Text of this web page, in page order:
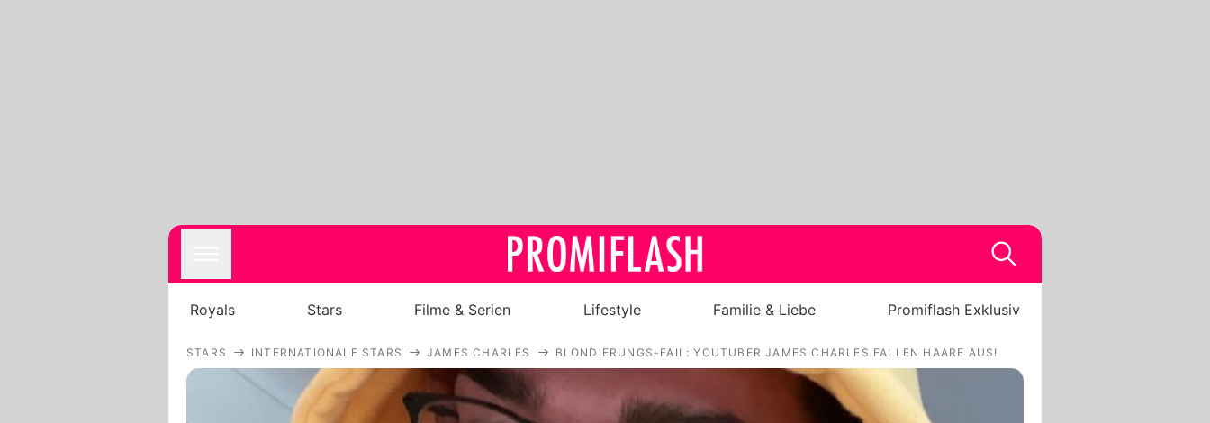
Royals
Stars
Royals Stars Filme & Serien Lifestyle Familie & Liebe Promiflash Exklusiv
STARS INTERNATIONALE STARS JAMES CHARLES BLONDIERUNGS-FAIL: YOUTUBER JAMES CHARLES FALLEN HAARE AUS!